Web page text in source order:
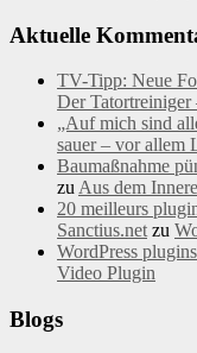
Aktuelle
TV-Tipp: Neue
Der
„Auf mich sind
sauer – vor allem
Baumaßnahme
zu Aus dem
20 meilleurs
Sanctius.net zu
WordPress
Video Plugin
Blogs